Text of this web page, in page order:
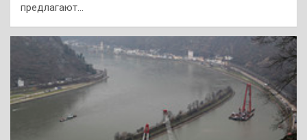
предлагают…